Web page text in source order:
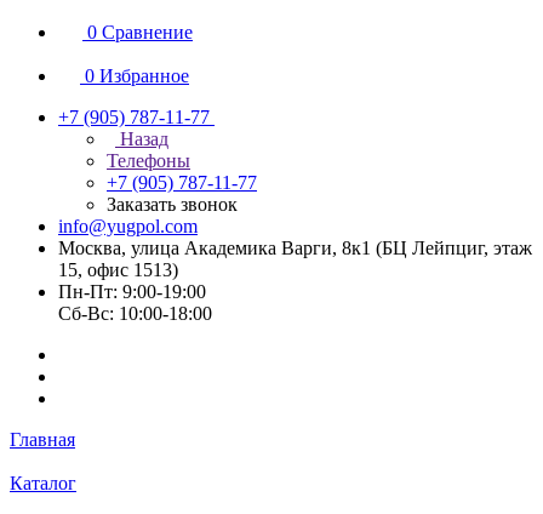
0 Сравнение
0 Избранное
+7 (905) 787-11-77
Назад
Телефоны
+7 (905) 787-11-77
Заказать звонок
info@yugpol.com
Москва, улица Академика Варги, 8к1 (БЦ Лейпциг, этаж
15, офис 1513)
Пн-Пт: 9:00-19:00
Cб-Вс: 10:00-18:00
Главная
Каталог